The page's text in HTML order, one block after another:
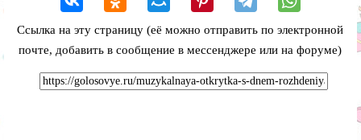
Ссылка на эту страницу (её можно отправить по электронной
почте, добавить в сообщение в мессенджере или на форуме)